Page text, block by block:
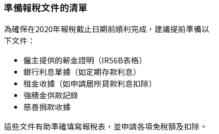
準備報稅文件的清單
為確保在2020年報稅截止日期前順利完成，建議提前準備以
下文件：
僱主提供的薪金證明（IR56B表格）
銀行利息單據（如定期存款利息）
租金收據（如申請居所貸款利息扣除）
強積金供款記錄
慈善捐款收據
這些文件有助準確填寫報稅表，並申請各項免稅額及扣除。